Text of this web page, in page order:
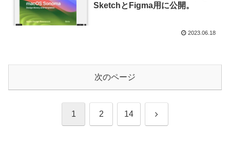
SketchとFigma用に公開。
2023.06.18
次のページ
1 2 14 次